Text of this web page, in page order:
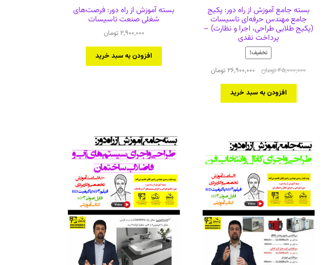
بسته جامع آموزش از راه دور: پکیج
جامع مهندس حرفه‌ای تاسیسات
(پکیج طلایی طراحی، اجرا و نظارت) –
پرداخت نقدی
تخفیف!
45,000,000تومان
قیمت
45,000,000 تومان
بود.
26,900,000 تومانقیمت
افزودن به سبد خرید
بسته آموزش از راه دور: فرصت‌های
شغلی صنعت تاسیسات
2,900,000 تومان
افزودن به سبد خرید